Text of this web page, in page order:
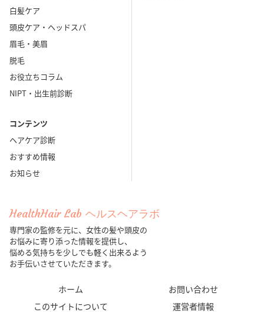
白髪ケア
頭皮ケア・ヘッドスパ
眉毛・美眉
脱毛
お役立ちコラム
NIPT・出生前診断
コンテンツ
ヘアケア診断
おすすめ情報
お知らせ
HealthHair Lab ヘルスヘアラボ
専門家の監修を元に、女性の髪や頭皮の
お悩みに寄り添った情報を提供し、
悩める気持ちを少しでも軽く出来るよう
お手伝いさせていただきます。
ホーム
お問い合わせ
このサイトについて
運営者情報